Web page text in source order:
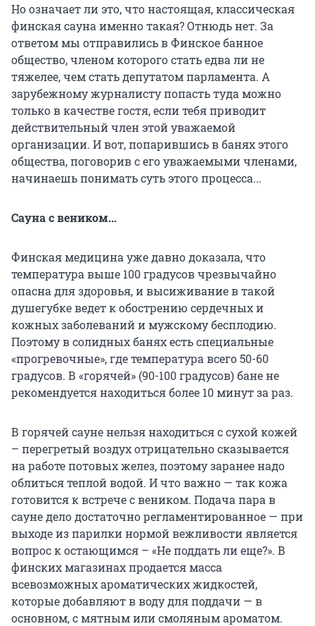
Но означает ли это, что настоящая, классическая
финская сауна именно такая? Отнюдь нет. За
ответом мы отправились в Финское банное
общество, членом которого стать едва ли не
тяжелее, чем стать депутатом парламента. А
зарубежному журналисту попасть туда можно
только в качестве гостя, если тебя приводит
действительный член этой уважаемой
организации. И вот, попарившись в банях этого
общества, поговорив с его уважаемыми членами,
начинаешь понимать суть этого процесса...
Сауна с веником...
Финская медицина уже давно доказала, что
температура выше 100 градусов чрезвычайно
опасна для здоровья, и высиживание в такой
душегубке ведет к обострению сердечных и
кожных заболеваний и мужскому бесплодию.
Поэтому в солидных банях есть специальные
«прогревочные», где температура всего 50-60
градусов. В «горячей» (90-100 градусов) бане не
рекомендуется находиться более 10 минут за раз.
В горячей сауне нельзя находиться с сухой кожей
– перегретый воздух отрицательно сказывается
на работе потовых желез, поэтому заранее надо
облиться теплой водой. И что важно — так кожа
готовится к встрече с веником. Подача пара в
сауне дело достаточно регламентированное — при
выходе из парилки нормой вежливости является
вопрос к остающимся – «Не поддать ли еще?». В
финских магазинах продается масса
всевозможных ароматических жидкостей,
которые добавляют в воду для поддачи — в
основном, с мятным или смоляным ароматом.